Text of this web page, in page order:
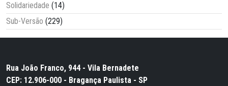
Solidariedade (14)
Sub-Versão (229)
Rua João Franco, 944 - Vila Bernadete
CEP: 12.906-000 - Bragança Paulista - SP